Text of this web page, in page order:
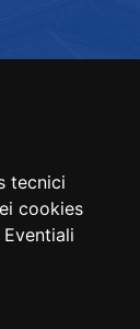
tecnici
cookies